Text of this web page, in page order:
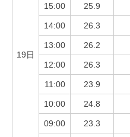
19日
15:00 25.9
14:00 26.3
13:00 26.2
12:00 26.3
11:00 23.9
10:00 24.8
09:00 23.3